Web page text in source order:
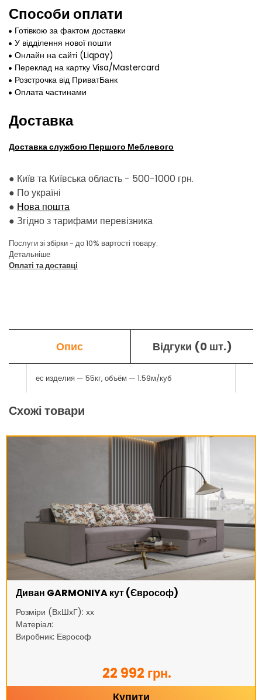
Способи оплати
Готівкою за фактом доставки
У відділення нової пошти
Онлайн на сайті (Liqpay)
Переклад на картку Visa/Mastercard
Розстрочка від ПриватБанк
Оплата частинами
Доставка
Доставка службою Першого Меблевого
● Київ та Київська область - 500-1000 грн.
● По україні
● Нова пошта
● Згідно з тарифами перевізника
Послуги зі збірки - до 10% вартості товару.
Детальніше
Оплаті та доставці
Опис Відгуки (0 шт.)
ес изделия — 55кг, объём — 1.59м/куб
Схожі товари
Диван GARMONIYA кут (Єврософ)
Розміри (ВхШхГ): хх
Матеріал:
Виробник: Еврософ
22 992 грн.
Купити